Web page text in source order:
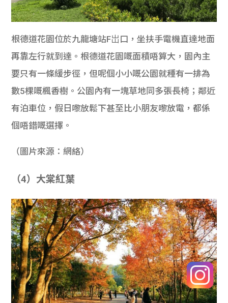
根德道花園位於九龍塘站F岀口，坐扶手電機直達地面
再靠左行就到達。根德道花園嘅面積唔算大，園內主
要只有一條緩步徑，但呢個小小嘅公園就種有一排為
數5棵嘅楓香樹。公園內有一塊草地同多張長椅；鄰近
有泊車位，假日嚟放鬆下甚至比小朋友嚟放電，都係
個唔錯嘅選擇。
（圖片來源：網絡）
（4）大棠紅葉